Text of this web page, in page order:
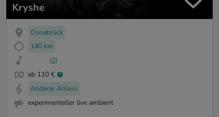
Kryshe
Osnabrück
140 km
(2)
ab 110 €
Anderer Anlass
experimenteller live ambient